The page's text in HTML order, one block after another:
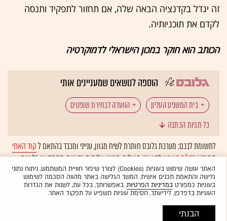
זה יגדל בקדנציה הבאה שלה, אם תחזור לתפקיד ותנסה
לקדם את תוכניותיה.
הכותב הוא חוקר במכון הישראלי לדמוקרטיה
הוספה לנושאים שמעניינים אותי
בית המשפט העליון הוועדה לבחירת שופטים
כל תגיות הכתבה
לתשומת לבכם: מערכת גלובס חותרת לשיח מגוון, ענייני ומכבד בהתאם לקוד האתי
המופיעבדו"ח האמוןלפיו אנו פועלים. ביטויי אלימות, גזענות, הסתה או כל שיח
בלתי הולם אחר מסוננים בצורהאוטומטיתולא יפורסמו באתר.
האתר עושה שימוש בעוגיות (Cookies) לצורך שיפור חוויית המשתמש, ניתוח נתוני
גלישה והתאמת תכנים אישית. המשך הגלישה באתר מהווה הסכמה לשימוש
בעוגיות כמפורטבמדיניות הפרטיות. באפשרותך, בכל עת, לשנות את הגדרות
העוגיות בדפדפן. לידיעתך, חסימת עוגיות תשפיע על תפקוד האתר.
הבנתי